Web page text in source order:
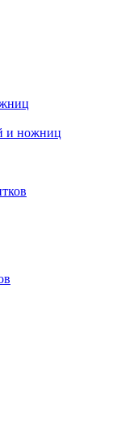
и ножниц